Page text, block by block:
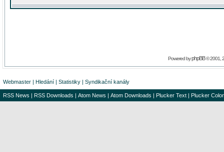
Powered byphpBB© 2001,
Webmaster | Hledání | Statistiky | Syndikační kanály
RSS News | RSS Downloads | Atom News | Atom Downloads | Plucker Text | Plucker Color